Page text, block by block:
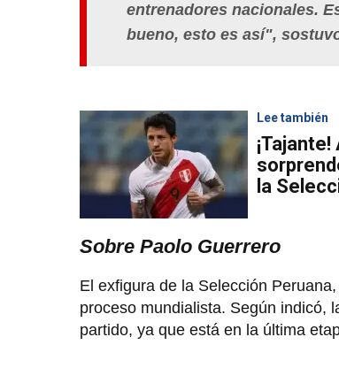
entrenadores nacionales.
bueno, esto es así",
Lee también
la
Sobre Paolo Guerrero
El exfigura de la Selección
proceso mundialista. Según indicó,
partido, ya que está en la última